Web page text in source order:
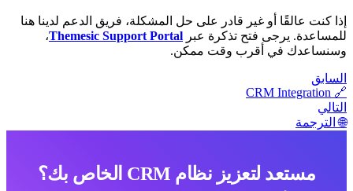
كنت عالقًا أو غير قادر على حل المشكلة، فريق الدعم لدينا هنا
يرجى فتح تذكرة عبرThemesic Support Portal،
في أقرب وقت ممكن.
🔗 CRM
الترجمة
مستعد لتعزيز نظام CRM الخاص بك؟